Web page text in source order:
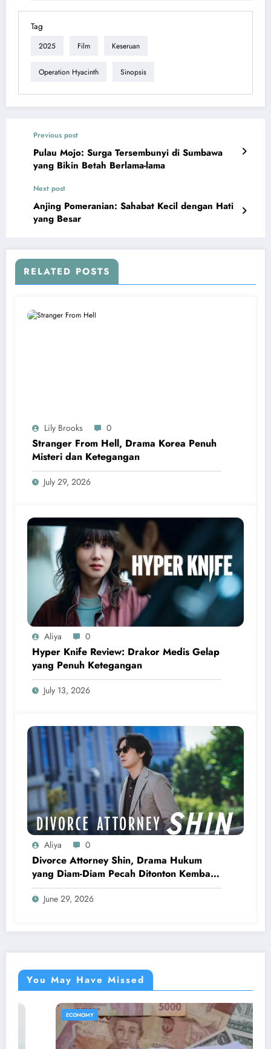
Tag
2025 Film Keseruan
Operation Hyacinth Sinopsis
Previous post
Pulau Mojo: Surga Tersembunyi di Sumbawa
yang Bikin Betah Berlama-lama
Next post
Anjing Pomeranian: Sahabat Kecil dengan Hati
yang Besar
RELATED POSTS
Lily Brooks 0
Stranger From Hell, Drama Korea Penuh
Misteri dan Ketegangan
July 29, 2026
Aliya 0
Hyper Knife Review: Drakor Medis Gelap
yang Penuh Ketegangan
July 13, 2026
Aliya 0
Divorce Attorney Shin, Drama Hukum
yang Diam-Diam Pecah Ditonton Kembali
Di 2026
June 29, 2026
You May Have Missed